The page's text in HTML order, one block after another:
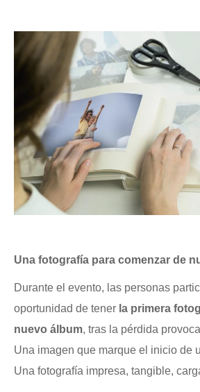
Una fotografía para comenzar de
Durante el evento, las personas
oportunidad de tener la primera
nuevo álbum, tras la pérdida
Una imagen que marque el inicio de
Una fotografía impresa, tangible,